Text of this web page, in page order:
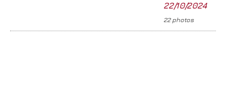
22/10/2024
22 photos